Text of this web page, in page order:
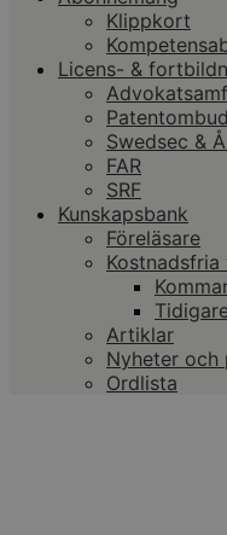
Klippkort
Licens- &
Patentombud
Swedsec &
FAR
SRF
Kunskapsbank
Föreläsare
Artiklar
Nyheter och
Ordlista